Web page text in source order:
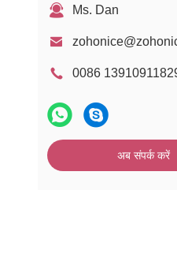
Ms. Dan
0086
अब संपर्क करें